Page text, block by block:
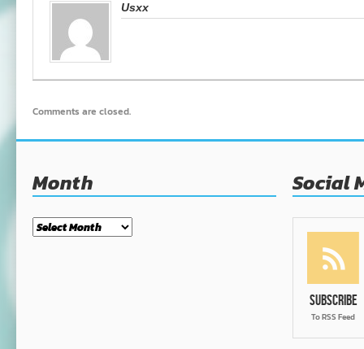
Usxx
Comments are closed.
Month
Month
Social
Subscribe
To RSS Feed